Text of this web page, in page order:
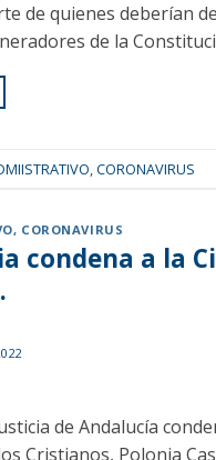
de quienes deberían
de la
,CORONAVIRUS
, CORONAVIRUS
condena a la
de Andalucía
Cristianos, Polonia